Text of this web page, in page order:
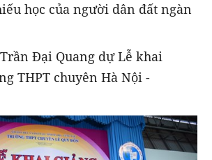
học của người dân đất ngàn
Đại Quang dự Lễ khai
THPT chuyên Hà Nội -